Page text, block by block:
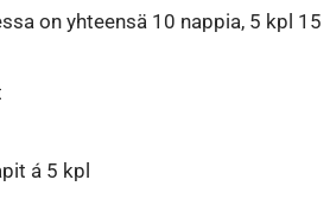
on yhteensä 10 nappia, 5 kpl 15
á 5 kpl